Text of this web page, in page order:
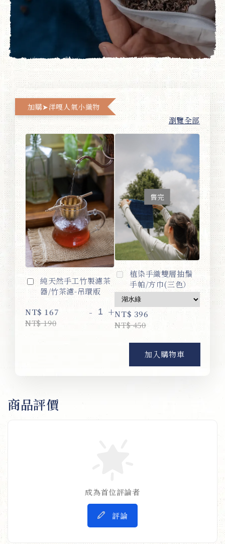
加購➤洋嘎人氣小織物
瀏覽全部
純天然手工竹製濾茶
器/竹茶濾-吊環版
NT$ 167
NT$ 190
- +
售完
植染手織雙層抽鬚
手帕/方巾(三色）
NT$ 396
NT$ 450
加入購物車
商品評價
成為首位評論者
評論